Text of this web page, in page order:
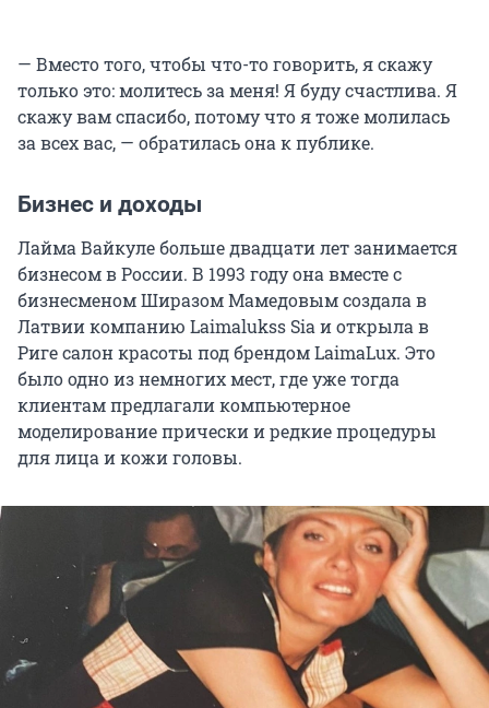
— Вместо того, чтобы что-то говорить, я скажу
только это: молитесь за меня! Я буду счастлива. Я
скажу вам спасибо, потому что я тоже молилась
за всех вас, — обратилась она к публике.
Бизнес и доходы
Лайма Вайкуле больше двадцати лет занимается
бизнесом в России. В 1993 году она вместе с
бизнесменом Ширазом Мамедовым создала в
Латвии компанию Laimalukss Sia и открыла в
Риге салон красоты под брендом LaimaLux. Это
было одно из немногих мест, где уже тогда
клиентам предлагали компьютерное
моделирование прически и редкие процедуры
для лица и кожи головы.